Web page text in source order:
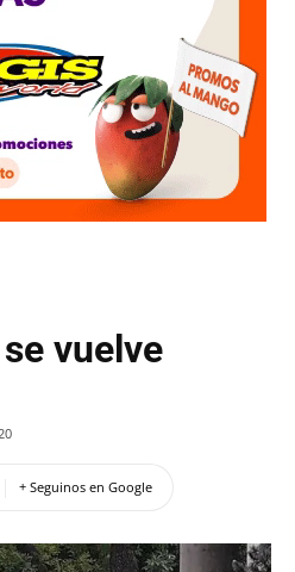
vuelve
+ Seguinos en Google